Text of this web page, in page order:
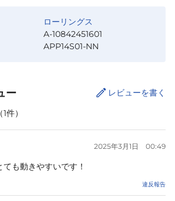
ローリングス
A-10842451601
APP14S01-NN
ー
（1件）
レビューを書く
2025年3月1日 00:49
も動きやすいです！
違反報告